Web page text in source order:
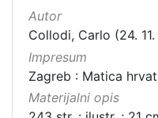
Autor
Collodi, Carlo (24.
Impresum
Zagreb : Matica
Materijalni opis